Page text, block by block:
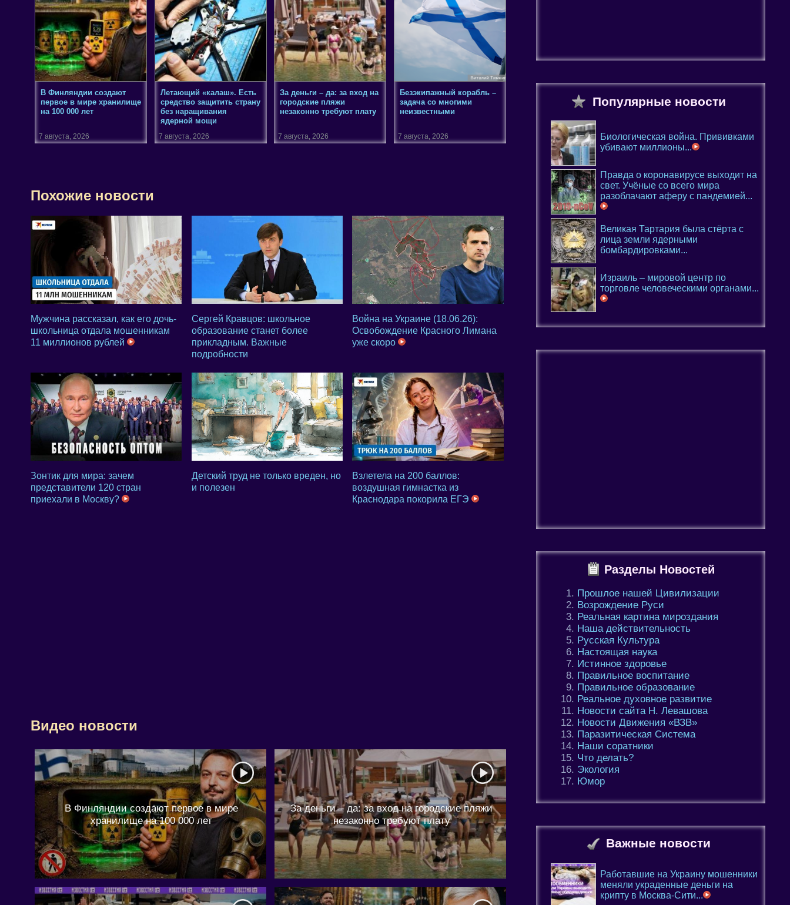
В Финляндии создают
первое в мире хранилище
на 100 000 лет
7 августа, 2026
Летающий «калаш». Есть
средство защитить страну
без наращивания
ядерной мощи
7 августа, 2026
За деньги – да: за вход на
городские пляжи
незаконно требуют плату
7 августа, 2026
Безэкипажный корабль –
задача со многими
неизвестными
7 августа, 2026
Похожие новости
Мужчина рассказал, как его дочь-
школьница отдала мошенникам
11 миллионов рублей
Сергей Кравцов: школьное
образование станет более
прикладным. Важные
подробности
Война на Украине (18.06.26):
Освобождение Красного Лимана
уже скоро
Зонтик для мира: зачем
представители 120 стран
приехали в Москву?
Детский труд не только вреден, но
и полезен
Взлетела на 200 баллов:
воздушная гимнастка из
Краснодара покорила ЕГЭ
Видео новости
В Финляндии создают первое в мире
хранилище на 100 000 лет
За деньги – да: за вход на городские пляжи
незаконно требуют плату
Популярные новости
Биологическая война. Прививками
убивают миллионы...
Правда о коронавирусе выходит на
свет. Учёные со всего мира
разоблачают аферу с пандемией...
Великая Тартария была стёрта с
лица земли ядерными
бомбардировками...
Израиль – мировой центр по
торговле человеческими органами...
Разделы Новостей
Прошлое нашей Цивилизации
Возрождение Руси
Реальная картина мироздания
Наша действительность
Русская Культура
Настоящая наука
Истинное здоровье
Правильное воспитание
Правильное образование
Реальное духовное развитие
Новости сайта Н. Левашова
Новости Движения «ВЗВ»
Паразитическая Система
Наши соратники
Что делать?
Экология
Юмор
Важные новости
Работавшие на Украину мошенники
меняли украденные деньги на
крипту в Москва-Сити...